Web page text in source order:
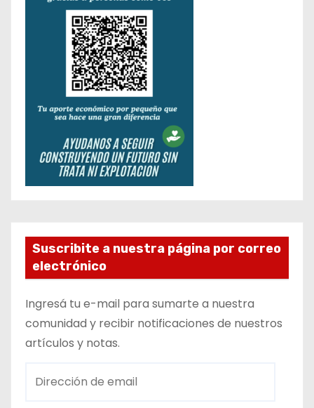
Suscribite a nuestra página por correo
electrónico
Ingresá tu e-mail para sumarte a nuestra
comunidad y recibir notificaciones de nuestros
artículos y notas.